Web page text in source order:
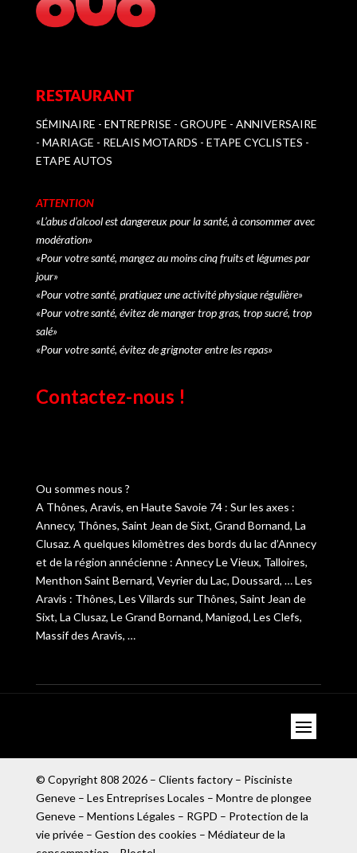
RESTAURANT
SÉMINAIRE - ENTREPRISE - GROUPE - ANNIVERSAIRE
- MARIAGE - RELAIS MOTARDS - ETAPE CYCLISTES -
ETAPE AUTOS
ATTENTION
«L’abus d’alcool est dangereux pour la santé, à consommer avec
modération»
«Pour votre santé, mangez au moins cinq fruits et légumes par
jour»
«Pour votre santé, pratiquez une activité physique régulière»
«Pour votre santé, évitez de manger trop gras, trop sucré, trop
salé»
«Pour votre santé, évitez de grignoter entre les repas»
Contactez-nous !
Ou sommes nous ?
A Thônes, Aravis, en Haute Savoie 74 : Sur les axes :
Annecy, Thônes, Saint Jean de Sixt, Grand Bornand, La
Clusaz. A quelques kilomètres des bords du lac d’Annecy
et de la région annécienne : Annecy Le Vieux, Talloires,
Menthon Saint Bernard, Veyrier du Lac, Doussard, … Les
Aravis : Thônes, Les Villards sur Thônes, Saint Jean de
Sixt, La Clusaz, Le Grand Bornand, Manigod, Les Clefs,
Massif des Aravis, …
© Copyright 808 2026 – Clients factory– Pisciniste
Geneve– Les Entreprises Locales – Montre de plongee
Geneve– Mentions Légales – RGPD – Protection de la
vie privée – Gestion des cookies – Médiateur de la